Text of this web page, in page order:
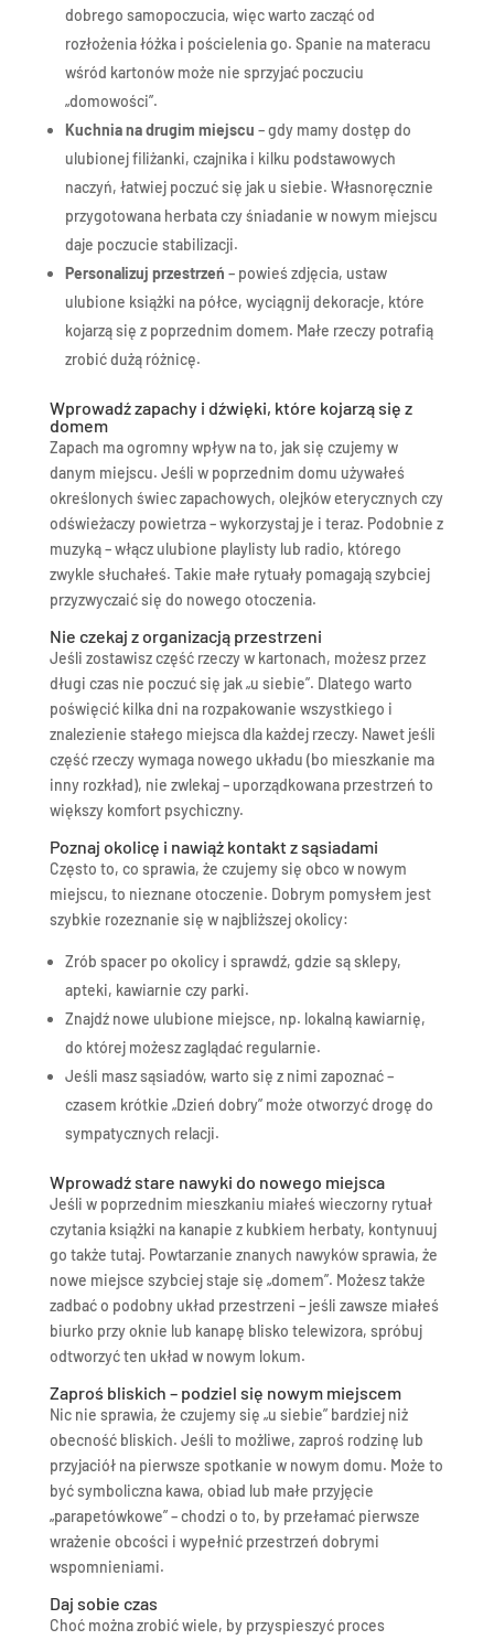
dobrego samopoczucia, więc warto zacząć od
rozłożenia łóżka i pościelenia go. Spanie na materacu
wśród kartonów może nie sprzyjać poczuciu
„domowości”.
Kuchnia na drugim miejscu – gdy mamy dostęp do
ulubionej filiżanki, czajnika i kilku podstawowych
naczyń, łatwiej poczuć się jak u siebie. Własnoręcznie
przygotowana herbata czy śniadanie w nowym miejscu
daje poczucie stabilizacji.
Personalizuj przestrzeń – powieś zdjęcia, ustaw
ulubione książki na półce, wyciągnij dekoracje, które
kojarzą się z poprzednim domem. Małe rzeczy potrafią
zrobić dużą różnicę.
Wprowadź zapachy i dźwięki, które kojarzą się z
domem
Zapach ma ogromny wpływ na to, jak się czujemy w
danym miejscu. Jeśli w poprzednim domu używałeś
określonych świec zapachowych, olejków eterycznych czy
odświeżaczy powietrza – wykorzystaj je i teraz. Podobnie z
muzyką – włącz ulubione playlisty lub radio, którego
zwykle słuchałeś. Takie małe rytuały pomagają szybciej
przyzwyczaić się do nowego otoczenia.
Nie czekaj z organizacją przestrzeni
Jeśli zostawisz część rzeczy w kartonach, możesz przez
długi czas nie poczuć się jak „u siebie”. Dlatego warto
poświęcić kilka dni na rozpakowanie wszystkiego i
znalezienie stałego miejsca dla każdej rzeczy. Nawet jeśli
część rzeczy wymaga nowego układu (bo mieszkanie ma
inny rozkład), nie zwlekaj – uporządkowana przestrzeń to
większy komfort psychiczny.
Poznaj okolicę i nawiąż kontakt z sąsiadami
Często to, co sprawia, że czujemy się obco w nowym
miejscu, to nieznane otoczenie. Dobrym pomysłem jest
szybkie rozeznanie się w najbliższej okolicy:
Zrób spacer po okolicy i sprawdź, gdzie są sklepy,
apteki, kawiarnie czy parki.
Znajdź nowe ulubione miejsce, np. lokalną kawiarnię,
do której możesz zaglądać regularnie.
Jeśli masz sąsiadów, warto się z nimi zapoznać –
czasem krótkie „Dzień dobry” może otworzyć drogę do
sympatycznych relacji.
Wprowadź stare nawyki do nowego miejsca
Jeśli w poprzednim mieszkaniu miałeś wieczorny rytuał
czytania książki na kanapie z kubkiem herbaty, kontynuuj
go także tutaj. Powtarzanie znanych nawyków sprawia, że
nowe miejsce szybciej staje się „domem”. Możesz także
zadbać o podobny układ przestrzeni – jeśli zawsze miałeś
biurko przy oknie lub kanapę blisko telewizora, spróbuj
odtworzyć ten układ w nowym lokum.
Zaproś bliskich – podziel się nowym miejscem
Nic nie sprawia, że czujemy się „u siebie” bardziej niż
obecność bliskich. Jeśli to możliwe, zaproś rodzinę lub
przyjaciół na pierwsze spotkanie w nowym domu. Może to
być symboliczna kawa, obiad lub małe przyjęcie
„parapetówkowe” – chodzi o to, by przełamać pierwsze
wrażenie obcości i wypełnić przestrzeń dobrymi
wspomnieniami.
Daj sobie czas
Choć można zrobić wiele, by przyspieszyć proces